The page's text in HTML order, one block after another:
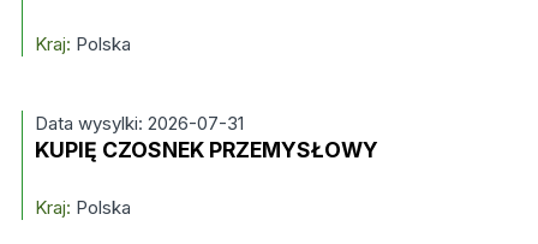
Kraj: Polska
Data wysylki: 2026-07-31
KUPIĘ CZOSNEK PRZEMYSŁOWY
Kraj: Polska